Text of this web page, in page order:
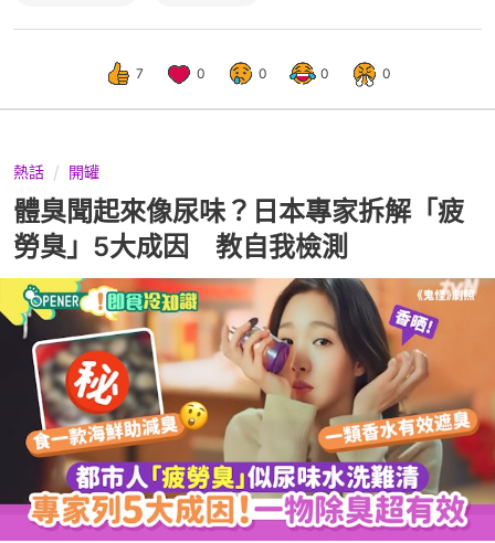
7 0 0 0 0
熱話 開罐
體臭聞起來像尿味？日本專家拆解「疲
勞臭」5大成因 教自我檢測